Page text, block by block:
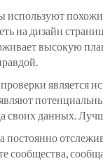
используют
на дизайн
высокую
является
своих данных.
постоянно
сообщества,